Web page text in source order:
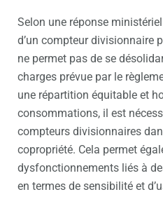
Selon une réponse
d’un compteur divisionnaire
ne permet pas de se
charges prévue par le
une répartition équitable et
consommations, il est
compteurs divisionnaires
copropriété. Cela permet
dysfonctionnements liés à
en termes de sensibilité et